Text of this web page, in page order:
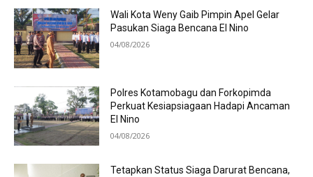
Wali Kota Weny Gaib Pimpin Apel Gelar
Pasukan Siaga Bencana El Nino
04/08/2026
Polres Kotamobagu dan Forkopimda
Perkuat Kesiapsiagaan Hadapi Ancaman
El Nino
04/08/2026
Tetapkan Status Siaga Darurat Bencana,